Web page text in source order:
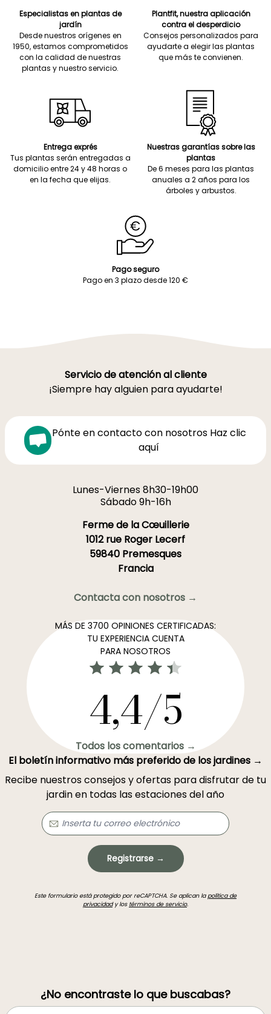
Especialistas en plantas de
jardín
Desde nuestros orígenes en
1950, estamos comprometidos
con la calidad de nuestras
plantas y nuestro servicio.
Plantfit, nuestra aplicación
contra el desperdicio
Consejos personalizados para
ayudarte a elegir las plantas
que más te convienen.
Entrega exprés
Tus plantas serán entregadas a
domicilio entre 24 y 48 horas o
en la fecha que elijas.
Nuestras garantías sobre las
plantas
De 6 meses para las plantas
anuales a 2 años para los
árboles y arbustos.
Pago seguro
Pago en 3 plazo desde 120 €
Servicio de atención al cliente
¡Siempre hay alguien para ayudarte!
Pónte en contacto con nosotros Haz clic
aquí
Lunes-Viernes 8h30-19h00
Sábado 9h-16h
Ferme de la Cœuillerie
1012 rue Roger Lecerf
59840 Premesques
Francia
Contacta con nosotros →
MÁS DE 3700 OPINIONES CERTIFICADAS:
TU EXPERIENCIA CUENTA
PARA NOSOTROS
4,4/5
Todos los comentarios →
El boletín informativo más preferido de los jardines →
Recibe nuestros consejos y ofertas para disfrutar de tu
jardin en todas las estaciones del año
Registrarse →
Este formulario está protegido por reCAPTCHA. Se aplican la política de
privacidady los términos de servicio.
¿No encontraste lo que buscabas?